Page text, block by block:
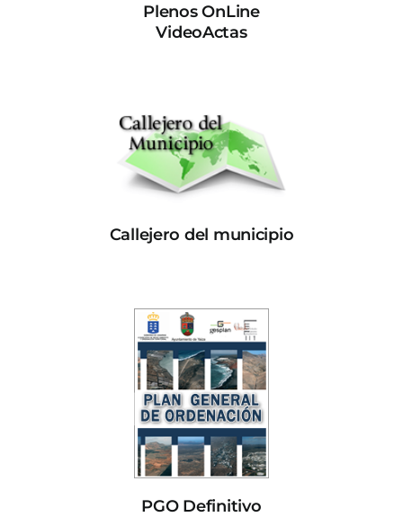
Plenos OnLine
VideoActas
Callejero del municipio
PGO Definitivo